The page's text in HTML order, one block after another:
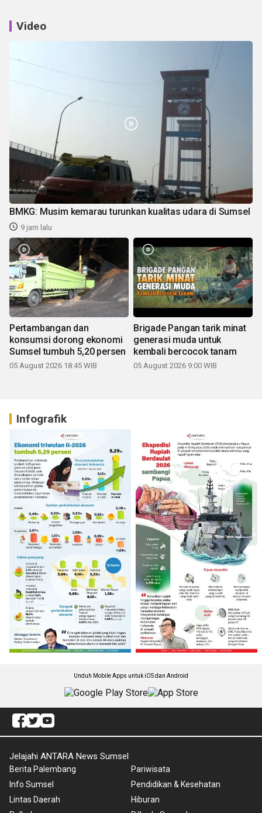
Video
BMKG: Musim kemarau turunkan kualitas udara di Sumsel
9 jam lalu
Pertambangan dan
konsumsi dorong ekonomi
Sumsel tumbuh 5,20 persen
05 August 2026 18:45 WIB
Brigade Pangan tarik minat
generasi muda untuk
kembali bercocok tanam
05 August 2026 9:00 WIB
Infografik
Unduh Mobile Apps untuk iOS dan Android
Jelajahi ANTARA News Sumsel
Berita Palembang
Info Sumsel
Lintas Daerah
Pariwisata
Pendidikan & Kesehatan
Hiburan